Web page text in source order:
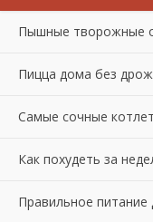
Пышные творожные
Пицца дома без
Самые сочные
Как похудеть за
Правильное питание